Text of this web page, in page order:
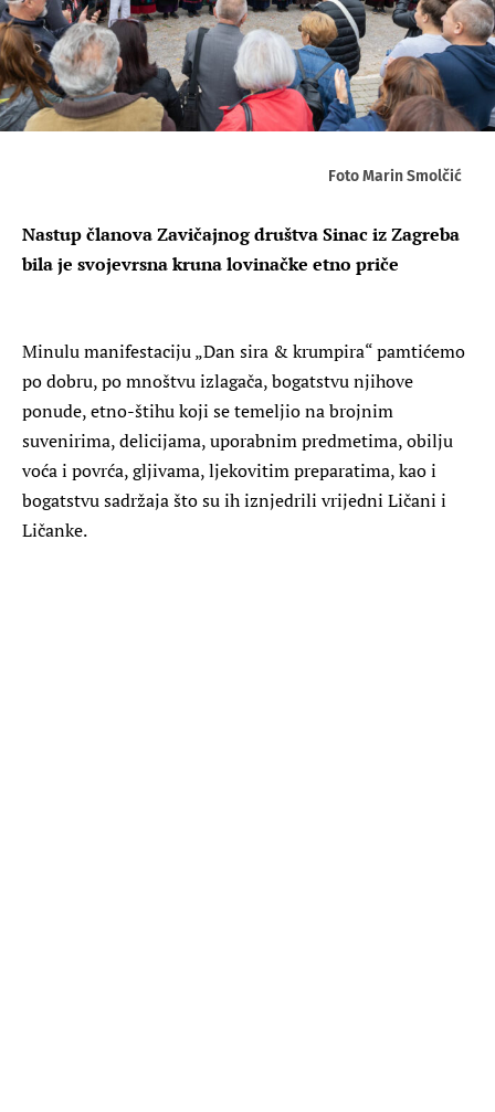
Foto Marin Smolčić
Nastup članova Zavičajnog društva Sinac iz Zagreba
bila je svojevrsna kruna lovinačke etno priče
Minulu manifestaciju „Dan sira & krumpira“ pamtićemo
po dobru, po mnoštvu izlagača, bogatstvu njihove
ponude, etno-štihu koji se temeljio na brojnim
suvenirima, delicijama, uporabnim predmetima, obilju
voća i povrća, gljivama, ljekovitim preparatima, kao i
bogatstvu sadržaja što su ih iznjedrili vrijedni Ličani i
Ličanke.